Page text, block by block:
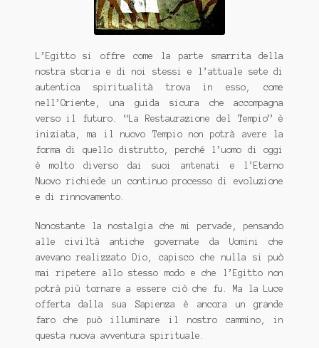
L’Egitto si offre come la parte smarrita della
nostra storia e di noi stessi e l’attuale sete di
autentica spiritualità trova in esso, come
nell’Oriente, una guida sicura che accompagna
verso il futuro. “La Restaurazione del Tempio” è
iniziata, ma il nuovo Tempio non potrà avere la
forma di quello distrutto, perché l’uomo di oggi
è molto diverso dai suoi antenati e l’Eterno
Nuovo richiede un continuo processo di evoluzione
e di rinnovamento.
Nonostante la nostalgia che mi pervade, pensando
alle civiltà antiche governate da Uomini che
avevano realizzato Dio, capisco che nulla si può
mai ripetere allo stesso modo e che l’Egitto non
potrà più tornare a essere ciò che fu. Ma la Luce
offerta dalla sua Sapienza è ancora un grande
faro che può illuminare il nostro cammino, in
questa nuova avventura spirituale.